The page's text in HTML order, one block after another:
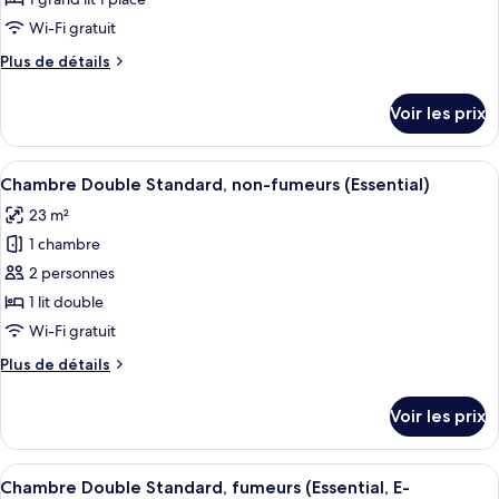
de
chambre :
Chambre
Standard,
non-
fumeurs
(Modest,
Shower
Only)
Wi-Fi gratuit
Plus de détails
Plus
le
type
de
Chambre
Simple
non-
fumeurs
(Modest,
Shower
Only)
Voir les prix
Afficher
toutes
les
photos
pour
ce
type
chambre :
Standard,
non-
Une chambre d’hôtel moderne
7
Chambre Double Standard, non-fumeurs (Essential)
23 m²
1 chambre
2 personnes
1 lit double
Wi-Fi gratuit
Plus de détails
Plus
le
type
de
Voir les prix
Afficher
Une chambre d’hôtel moderne
7
Chambre Double Standard, fumeurs (Essential, E-